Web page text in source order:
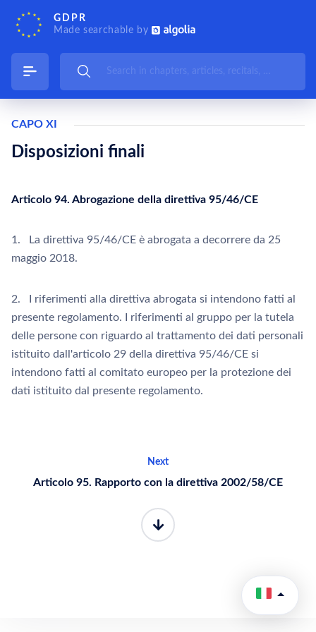
GDPR
Made searchable by
CAPO XI
Disposizioni finali
Articolo 94. Abrogazione della direttiva 95/46/CE
1. La direttiva 95/46/CE è abrogata a decorrere da 25
maggio 2018.
2. I riferimenti alla direttiva abrogata si intendono fatti al
presente regolamento. I riferimenti al gruppo per la tutela
delle persone con riguardo al trattamento dei dati personali
istituito dall'articolo 29 della direttiva 95/46/CE si
intendono fatti al comitato europeo per la protezione dei
dati istituito dal presente regolamento.
Next
Articolo 95. Rapporto con la direttiva 2002/58/CE